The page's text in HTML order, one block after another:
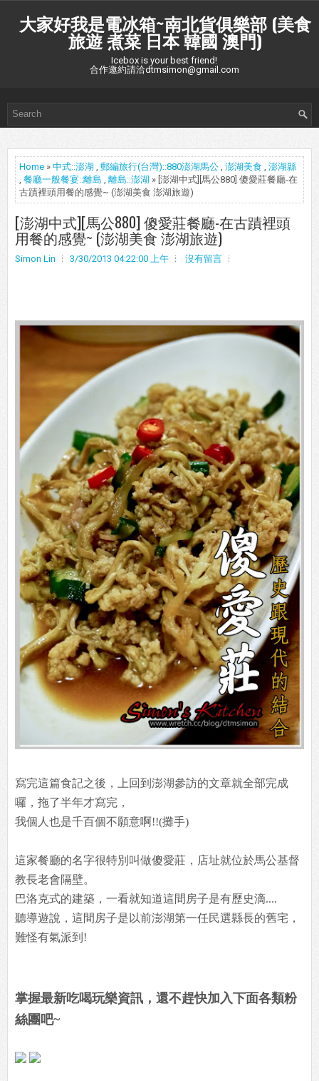
大家好我是電冰箱~南北貨俱樂部 (美食
旅遊 煮菜 日本 韓國 澳門)
Icebox is your best friend!
合作邀約請洽dtmsimon@gmail.com
Home » 中式::澎湖 , 郵編旅行(台灣)::880澎湖馬公 , 澎湖美食 , 澎湖縣
, 餐廳一般餐宴::離島 , 離島::澎湖 » [澎湖中式][馬公880] 傻愛莊餐廳-在
古蹟裡頭用餐的感覺~ (澎湖美食 澎湖旅遊)
[澎湖中式][馬公880] 傻愛莊餐廳-在古蹟裡頭
用餐的感覺~ (澎湖美食 澎湖旅遊)
Simon Lin 3/30/2013 04:22:00 上午 沒有留言
寫完這篇食記之後，上回到澎湖參訪的文章就全部完成
囉，拖了半年才寫完，
我個人也是千百個不願意啊!!(攤手)
這家餐廳的名字很特別叫做傻愛莊，店址就位於馬公基督
教長老會隔壁。
巴洛克式的建築，一看就知道這間房子是有歷史滴....
聽導遊說，這間房子是以前澎湖第一任民選縣長的舊宅，
難怪有氣派到!
掌握最新吃喝玩樂資訊，還不趕快加入下面各類粉
絲團吧~